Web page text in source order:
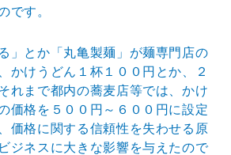
です。
」とか「丸亀製麺」が麺専門店の
かけうどん１杯１００円とか、２
れまで都内の蕎麦店等では、かけ
価格を５００円～６００円に設定
価格に関する信頼性を失わせる原
ジネスに大きな影響を与えたので